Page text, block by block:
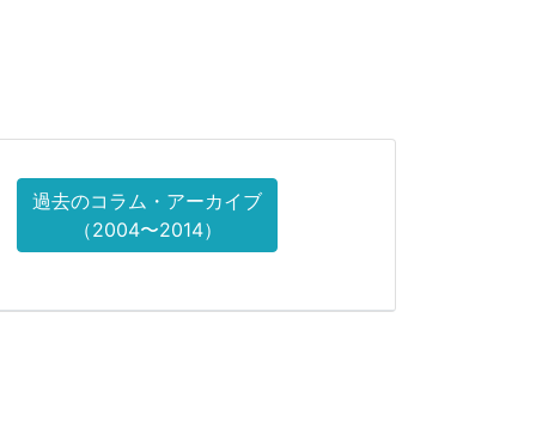
過去のコラム・アーカイブ
（2004〜2014）